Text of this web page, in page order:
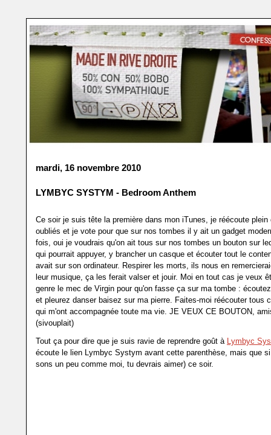
mardi, 16 novembre 2010
LYMBYC SYSTYM - Bedroom Anthem
Ce soir je suis tête la première dans mon iTunes, je réécoute plein
oubliés et je vote pour que sur nos tombes il y ait un gadget
fois, oui je voudrais qu'on ait tous sur nos tombes un bouton sur
qui pourrait appuyer, y brancher un casque et écouter tout le
avait sur son ordinateur. Respirer les morts, ils nous en
leur musique, ça les ferait valser et jouir. Moi en tout cas je veux
genre le mec de Virgin pour qu'on fasse ça sur ma tombe :
et pleurez danser baisez sur ma pierre. Faites-moi réécouter tous
qui m'ont accompagnée toute ma vie. JE VEUX CE BOUTON,
(sivouplait)
Tout ça pour dire que je suis ravie de reprendre goût à Lymbyc
écoute le lien Lymbyc Systym avant cette parenthèse, mais que
sons un peu comme moi, tu devrais aimer) ce soir.